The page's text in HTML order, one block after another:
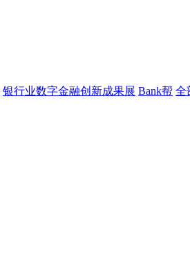
银行业数字金融创新成果展 Bank帮 全